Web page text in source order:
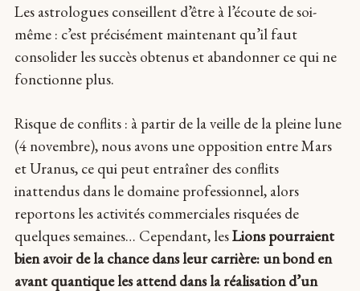
Les astrologues conseillent d’être à l’écoute de soi-
même : c’est précisément maintenant qu’il faut
consolider les succès obtenus et abandonner ce qui ne
fonctionne plus.
Risque de conflits : à partir de la veille de la pleine lune
(4 novembre), nous avons une opposition entre Mars
et Uranus, ce qui peut entraîner des conflits
inattendus dans le domaine professionnel, alors
reportons les activités commerciales risquées de
quelques semaines… Cependant, lesLions pourraient
bien avoir de la chance dans leur carrière: un bond en
avant quantique les attend dans la réalisation d’un